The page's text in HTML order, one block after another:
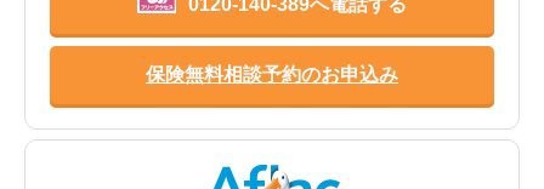
0120-140-389へ電話する
保険無料相談予約のお申込み